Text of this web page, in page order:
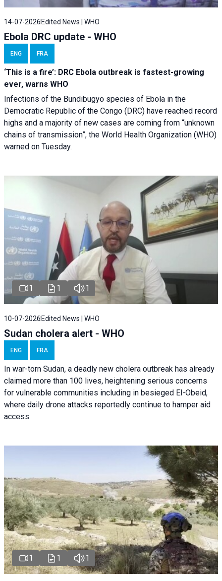
14-07-2026 Edited News | WHO
Ebola DRC update - WHO
ENG FRA
‘This is a fire’: DRC Ebola outbreak is fastest-growing
ever, warns WHO
Infections of the Bundibugyo species of Ebola in the
Democratic Republic of the Congo (DRC) have reached record
highs and a majority of new cases are coming from “unknown
chains of transmission”, the World Health Organization (WHO)
warned on Tuesday.
1 1 1
10-07-2026 Edited News | WHO
Sudan cholera alert - WHO
ENG FRA
In war-torn Sudan, a deadly new cholera outbreak has already
claimed more than 100 lives, heightening serious concerns
for vulnerable communities including in besieged El-Obeid,
where daily drone attacks reportedly continue to hamper aid
access.
1 1 1